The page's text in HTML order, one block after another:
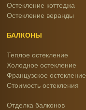
Остекление коттеджа
Остекление веранды
БАЛКОНЫ
Теплое остекление
Холодное остекление
Французское остекление
Стоимость остекления
Отделка балконов